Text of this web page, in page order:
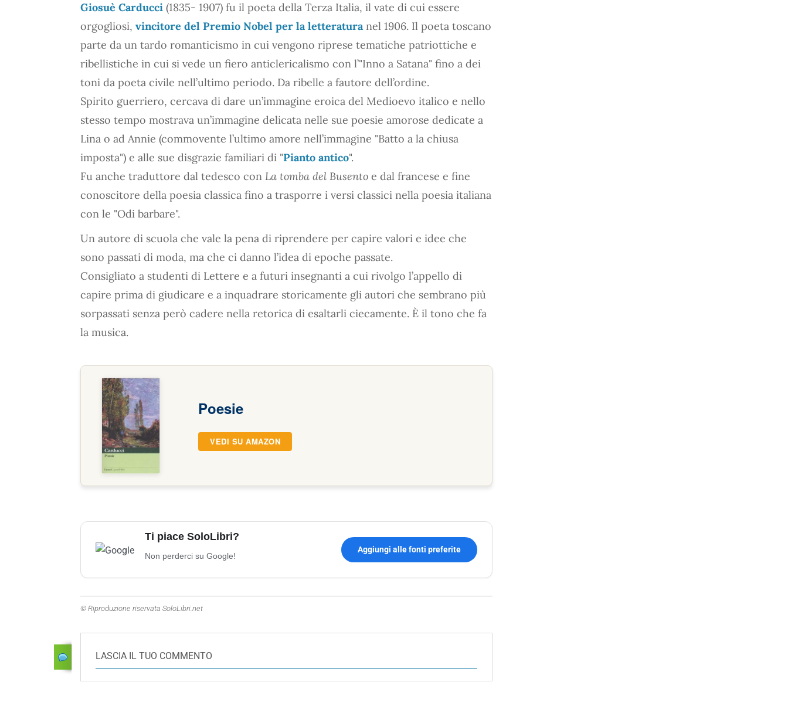
Giosuè Carducci (1835- 1907) fu il poeta della Terza Italia, il vate di cui essere
orgogliosi, vincitore del Premio Nobel per la letteraturanel 1906. Il poeta toscano
parte da un tardo romanticismo in cui vengono riprese tematiche patriottiche e
ribellistiche in cui si vede un fiero anticlericalismo con l’"Inno a Satana" fino a dei
toni da poeta civile nell’ultimo periodo. Da ribelle a fautore dell’ordine.
Spirito guerriero, cercava di dare un’immagine eroica del Medioevo italico e nello
stesso tempo mostrava un’immagine delicata nelle sue poesie amorose dedicate a
Lina o ad Annie (commovente l’ultimo amore nell’immagine "Batto a la chiusa
imposta") e alle sue disgrazie familiari di "Pianto antico".
Fu anche traduttore dal tedesco con La tomba del Busento e dal francese e fine
conoscitore della poesia classica fino a trasporre i versi classici nella poesia italiana
con le "Odi barbare".
Un autore di scuola che vale la pena di riprendere per capire valori e idee che
sono passati di moda, ma che ci danno l’idea di epoche passate.
Consigliato a studenti di Lettere e a futuri insegnanti a cui rivolgo l’appello di
capire prima di giudicare e a inquadrare storicamente gli autori che sembrano più
sorpassati senza però cadere nella retorica di esaltarli ciecamente. È il tono che fa
la musica.
Poesie
VEDI SU AMAZON
Ti piace SoloLibri?
Non perderci su Google!
Aggiungi alle fonti preferite
© Riproduzione riservata SoloLibri.net
LASCIA IL TUO COMMENTO